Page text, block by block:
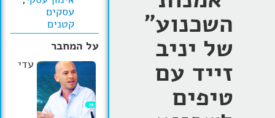
הרצאות
בלוג קואצ'ינג
סרטוני אימון
שאלות תשובות
עסקים
קטנים
על המחבר
עדי
השכנוע"
של יניב
זייד עם
טיפים